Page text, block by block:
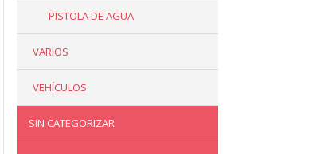
PISTOLA DE AGUA
VARIOS
VEHÍCULOS
SIN CATEGORIZAR